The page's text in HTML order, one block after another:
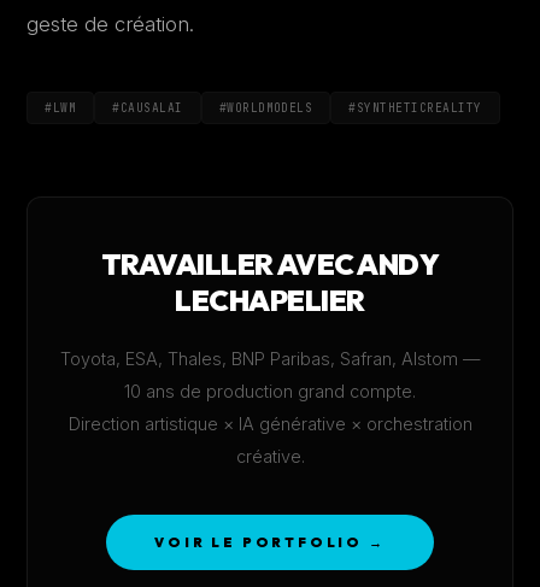
geste de création.
#LWM #CAUSALAI #WORLDMODELS #SYNTHETICREALITY
TRAVAILLER AVEC ANDY
LECHAPELIER
Toyota, ESA, Thales, BNP Paribas, Safran, Alstom —
10 ans de production grand compte.
Direction artistique × IA générative × orchestration
créative.
VOIR LE PORTFOLIO →